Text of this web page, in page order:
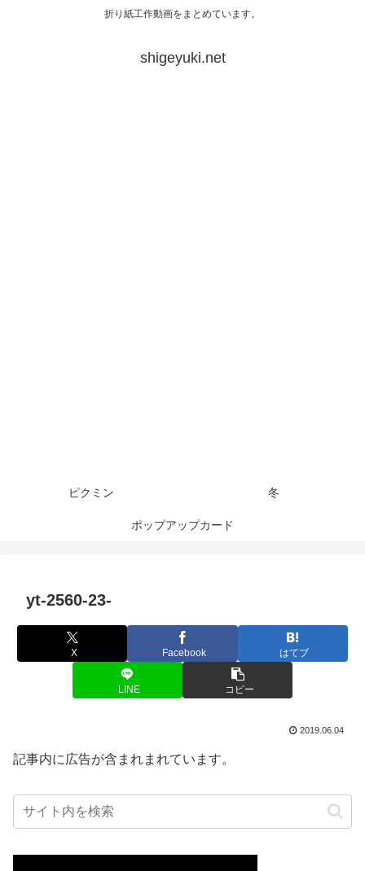
折り紙工作動画をまとめています。
shigeyuki.net
ピクミン 冬
ポップアップカード
yt-2560-23-
X Facebook はてブ
LINE コピー
2019.06.04
記事内に広告が含まれまれています。